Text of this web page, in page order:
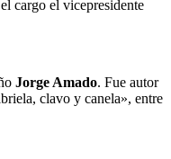
cargo el vicepresidente
Jorge Amado. Fue autor
clavo y canela», entre